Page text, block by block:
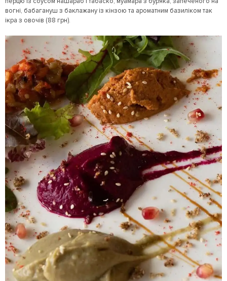
вогні, бабагануш з баклажану із кінзою та ароматним базиліком так
ікра з овочів (88 грн).